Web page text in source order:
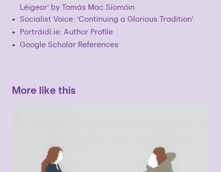
Léigear' by Tomás Mac Síomóin
Socialist Voice: ‘Continuing a Glorious Tradition'
Portráidí.ie: Author Profile
Google Scholar References
More like this